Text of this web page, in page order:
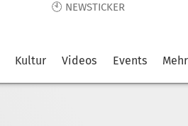
🕙 NEWSTICKER
Kultur Videos Events Mehr